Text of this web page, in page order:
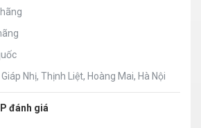
Nhị, Thịnh Liệt, Hoàng Mai, Hà Nội
đánh giá